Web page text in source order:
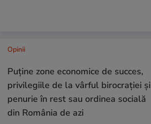
Opinii
Puține zone economice de succes,
privilegiile de la vârful birocrației și
penurie în rest sau ordinea socială
din România de azi